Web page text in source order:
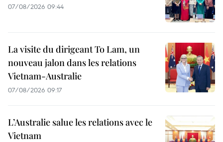
07/08/2026 09:44
La visite du dirigeant To Lam, un
nouveau jalon dans les relations
Vietnam-Australie
07/08/2026 09:17
L’Australie salue les relations avec le
Vietnam